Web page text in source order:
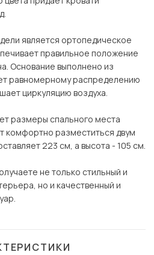
является ортопедическое
правильное положение
Основание выполнено из
равномерному распределению
циркуляцию воздуха.
размеры спального места
комфортно разместиться двум
223 см, а высота - 105 см.
не только стильный и
но и качественный и